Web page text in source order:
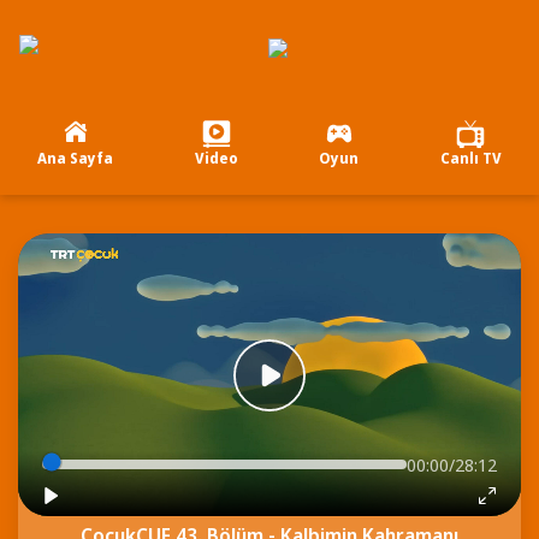
Ana Sayfa Video Oyun Canlı TV
00:00/28:12